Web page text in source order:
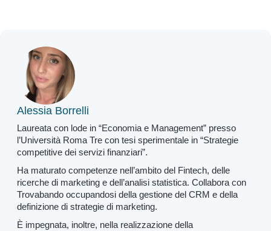
Alessia Borrelli
Laureata con lode in “Economia e Management” presso
l’Università Roma Tre con tesi sperimentale in “Strategie
competitive dei servizi finanziari”.
Ha maturato competenze nell’ambito del Fintech, delle
ricerche di marketing e dell’analisi statistica. Collabora con
Trovabando occupandosi della gestione del CRM e della
definizione di strategie di marketing.
È impegnata, inoltre, nella realizzazione della